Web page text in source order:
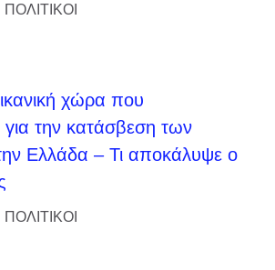
χώρα που
την κατάσβεση των
Ελλάδα – Τι αποκάλυψε ο